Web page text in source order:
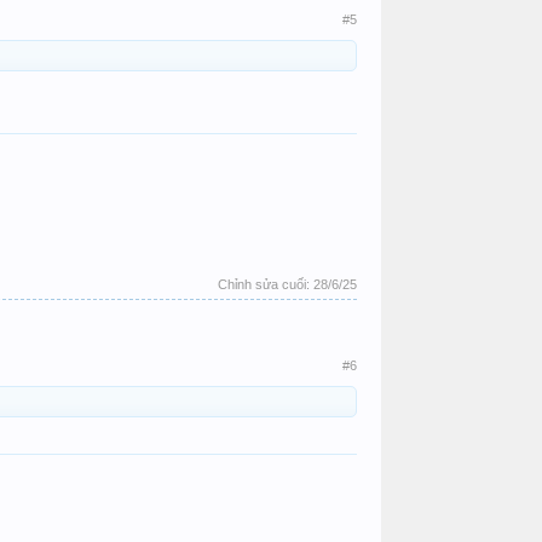
#5
Chỉnh sửa cuối: 28/6/25
#6